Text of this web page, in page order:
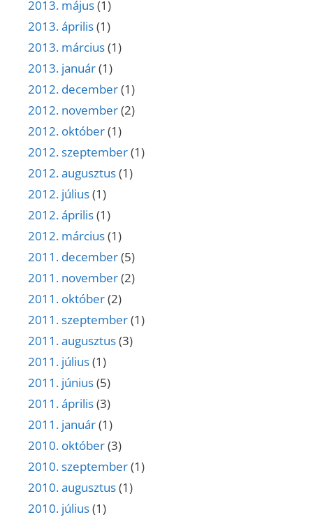
2013. május(1)
2013. április(1)
2013. március(1)
2013. január(1)
2012. december(1)
2012. november(2)
2012. október(1)
2012. szeptember(1)
2012. augusztus(1)
2012. július(1)
2012. április(1)
2012. március(1)
2011. december(5)
2011. november(2)
2011. október(2)
2011. szeptember(1)
2011. augusztus(3)
2011. július(1)
2011. június(5)
2011. április(3)
2011. január(1)
2010. október(3)
2010. szeptember(1)
2010. augusztus(1)
2010. július(1)